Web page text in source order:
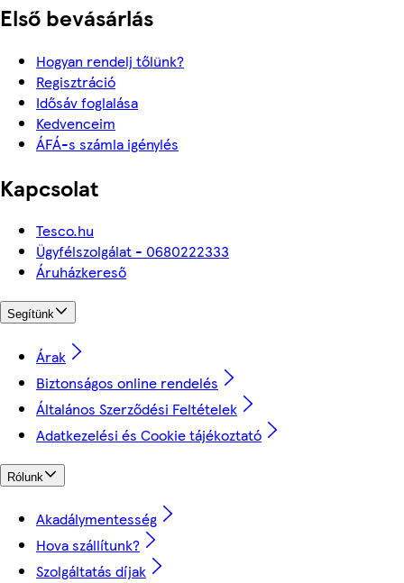
Első bevásárlás
Hogyan rendelj tőlünk?
Regisztráció
Idősáv foglalása
Kedvenceim
ÁFÁ-s számla igénylés
Kapcsolat
Tesco.hu
Ügyfélszolgálat - 0680222333
Áruházkereső
Segítünk
Árak
Biztonságos online rendelés
Általános Szerződési Feltételek
Adatkezelési és Cookie tájékoztató
Rólunk
Akadálymentesség
Hova szállítunk?
Szolgáltatás díjak